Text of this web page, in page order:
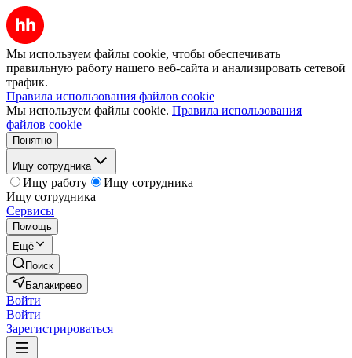
Мы используем файлы cookie, чтобы обеспечивать
правильную работу нашего веб-сайта и анализировать сетевой
трафик.
Правила использования файлов cookie
Мы используем файлы cookie. Правила использования
файлов cookie
Понятно
Ищу сотрудника
Ищу работу
Ищу сотрудника
Ищу сотрудника
Сервисы
Помощь
Ещё
Поиск
Балакирево
Войти
Войти
Зарегистрироваться